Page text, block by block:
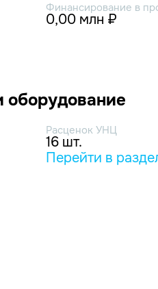
Финансирование в
0,00 млн ₽
оборудование
Расценок УНЦ
16 шт.
Перейти в